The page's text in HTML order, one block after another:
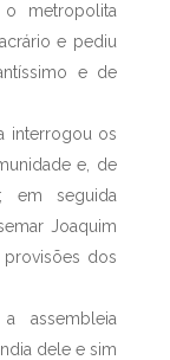
metropolita
e pediu
e de
interrogou os
e, de
em seguida
Joaquim
provisões dos
assembleia
dele e sim